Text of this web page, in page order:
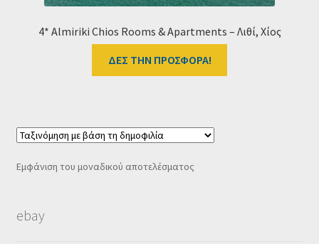
4* Almiriki Chios Rooms & Apartments – Λιθί, Χίος
ΔΕΣ ΤΗΝ ΠΡΟΣΦΟΡΑ!
Εμφάνιση του μοναδικού αποτελέσματος
ebay